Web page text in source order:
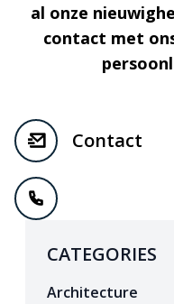
al onze
contact met
Contact
CATEGORIES
Architecture